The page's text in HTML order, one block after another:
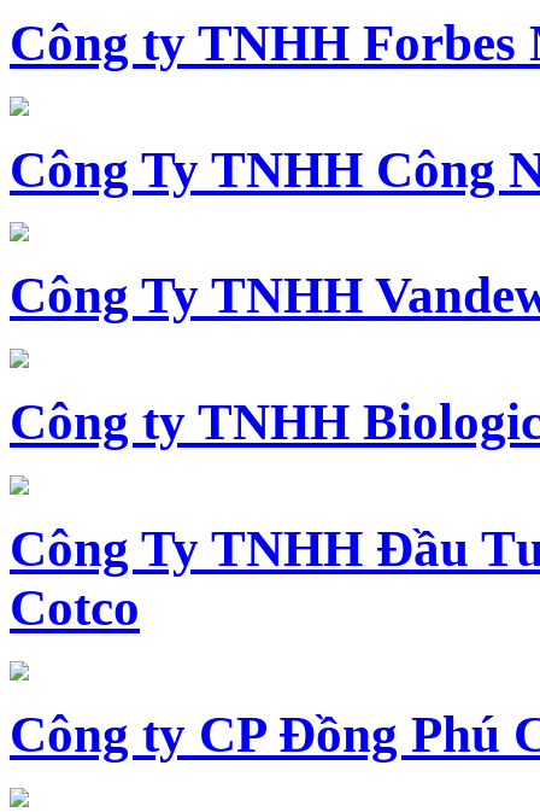
Công ty TNHH
Công Ty TNHH Công
Công Ty TNHH
Công ty TNHH
Công Ty TNHH Đầu
Cotco
Công ty CP Đồng Phú